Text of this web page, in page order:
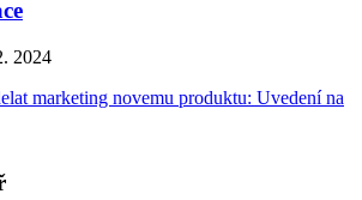
2024
marketing novemu produktu: Uvedení na